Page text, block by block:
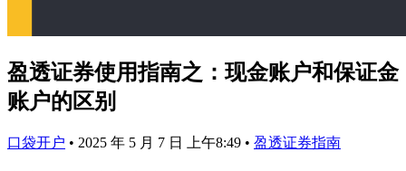
盈透证券使用指南之：现金账户和保证金
账户的区别
口袋开户 • 2025 年 5 月 7 日 上午8:49 • 盈透证券指南